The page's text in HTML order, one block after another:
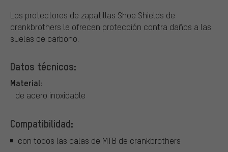
Los protectores de zapatillas Shoe Shields de
crankbrothers le ofrecen protección contra daños a las
suelas de carbono.
Datos técnicos:
Material:
de acero inoxidable
Compatibilidad:
con todos las calas de MTB de crankbrothers